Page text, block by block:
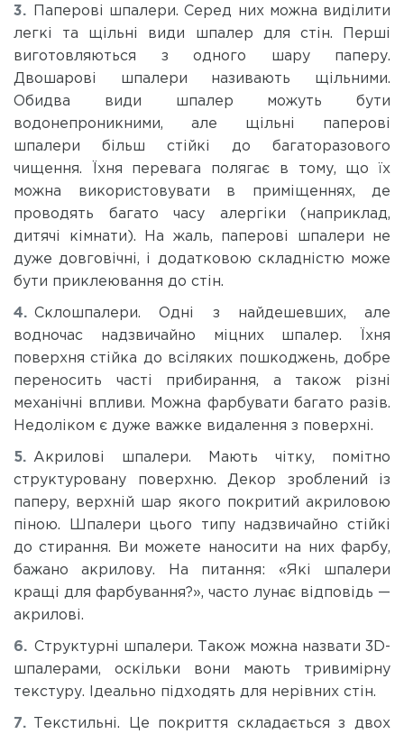
Паперові шпалери. Серед них можна виділити
легкі та щільні види шпалер для стін. Перші
виготовляються з одного шару паперу.
Двошарові шпалери називають щільними.
Обидва види шпалер можуть бути
водонепроникними, але щільні паперові
шпалери більш стійкі до багаторазового
чищення. Їхня перевага полягає в тому, що їх
можна використовувати в приміщеннях, де
проводять багато часу алергіки (наприклад,
дитячі кімнати). На жаль, паперові шпалери не
дуже довговічні, і додатковою складністю може
бути приклеювання до стін.
Склошпалери. Одні з найдешевших, але
водночас надзвичайно міцних шпалер. Їхня
поверхня стійка до всіляких пошкоджень, добре
переносить часті прибирання, а також різні
механічні впливи. Можна фарбувати багато разів.
Недоліком є дуже важке видалення з поверхні.
Акрилові шпалери. Мають чітку, помітно
структуровану поверхню. Декор зроблений із
паперу, верхній шар якого покритий акриловою
піною. Шпалери цього типу надзвичайно стійкі
до стирання. Ви можете наносити на них фарбу,
бажано акрилову. На питання: «Які шпалери
кращі для фарбування?», часто лунає відповідь —
акрилові.
Структурні шпалери. Також можна назвати 3D-
шпалерами, оскільки вони мають тривимірну
текстуру. Ідеально підходять для нерівних стін.
Текстильні. Це покриття складається з двох